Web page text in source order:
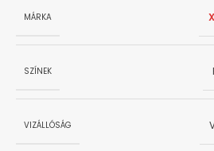
MÁRKA
SZÍNEK
VIZÁLLÓSÁG